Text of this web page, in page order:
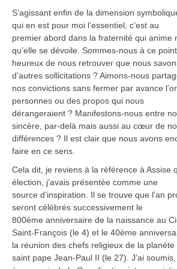
S’agissant enfin de la dimension
qui en est pour moi l’essentiel, c’est au
premier abord dans la fraternité qui anime
qu’elle se dévoile. Sommes-nous à ce point
heureux de nous retrouver que nous
d’autres sollicitations ? Aimons-nous
nos convictions sans fermer par avance
personnes ou des propos qui nous
dérangeraient ? Manifestons-nous entre
sincère, par-delà mais aussi au cœur de
différences ? Il est clair que nous avons
faire en ce sens.
Cela dit, je reviens à la référence à Assise
élection, j’avais présentée comme une
source d’inspiration. Il se trouve que l’an
seront célébrés successivement le
800ème anniversaire de la naissance au
Saint-François (le 4) et le 40ème
la réunion des chefs religieux de la
saint pape Jean-Paul II (le 27). J’ai soumis,